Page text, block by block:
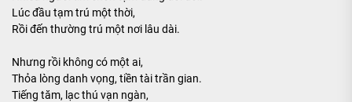
Lúc đầu tạm trú một thời,
Rồi đến thường trú một nơi lâu dài.
Nhưng rồi không có một ai,
Thỏa lòng danh vọng, tiền tài trần gian.
Tiếng tăm, lạc thú vạn ngàn,